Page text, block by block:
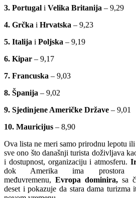
3. Portugal i Velika Britanija – 9,29
4. Grčka i Hrvatska – 9,23
5. Italija i Poljska – 9,19
6. Kipar – 9,17
7. Francuska – 9,03
8. Španija – 9,02
9. Sjedinjene Američke Države – 9,01
10. Mauricijus – 8,90
Ova lista ne meri samo prirodnu lepotu
sve ono što današnji turista doživljava
i dostupnost, organizaciju i atmosferu.
dok Amerika ima prostora
međuvremenu, Evropa dominira, sa
deset i pokazuje da stara dama turizma